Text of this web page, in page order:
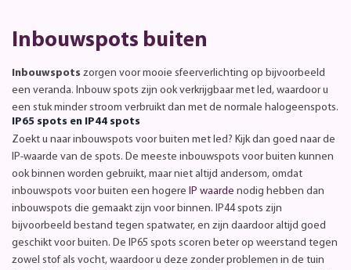
Inbouwspots buiten
Inbouwspots zorgen voor mooie sfeerverlichting op bijvoorbeeld
een veranda. Inbouw spots zijn ook verkrijgbaar met led, waardoor u
een stuk minder stroom verbruikt dan met de normale halogeenspots.
IP65 spots en IP44 spots
Zoekt u naar inbouwspots voor buiten met led? Kijk dan goed naar de
IP-waarde van de spots. De meeste inbouwspots voor buiten kunnen
ook binnen worden gebruikt, maar niet altijd andersom, omdat
inbouwspots voor buiten een hogere IP waarde nodig hebben dan
inbouwspots die gemaakt zijn voor binnen. IP44 spots zijn
bijvoorbeeld bestand tegen spatwater, en zijn daardoor altijd goed
geschikt voor buiten. De IP65 spots scoren beter op weerstand tegen
zowel stof als vocht, waardoor u deze zonder problemen in de tuin